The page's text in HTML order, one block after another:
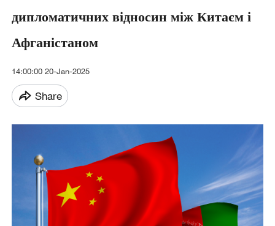
дипломатичних відносин між Китаєм і
Афганістаном
14:00:00 20-Jan-2025
Share